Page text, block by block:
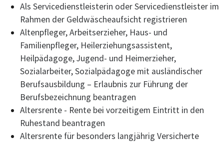
Als Servicedienstleisterin oder Servicedienstleister im
Rahmen der Geldwäscheaufsicht registrieren
Altenpfleger, Arbeitserzieher, Haus- und
Familienpfleger, Heilerziehungsassistent,
Heilpädagoge, Jugend- und Heimerzieher,
Sozialarbeiter, Sozialpädagoge mit ausländischer
Berufsausbildung – Erlaubnis zur Führung der
Berufsbezeichnung beantragen
Altersrente - Rente bei vorzeitigem Eintritt in den
Ruhestand beantragen
Altersrente für besonders langjährig Versicherte